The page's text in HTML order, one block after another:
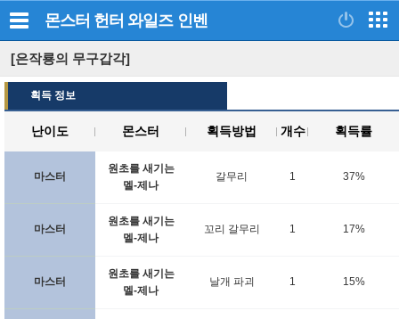
몬스터 헌터 와일즈 인벤
[은작룡의 무구갑각]
획득 정보
난이도 몬스터 획득방법 개수 획득률
마스터
원초를 새기는
멜-제나
갈무리 1 37%
마스터
원초를 새기는
멜-제나
꼬리 갈무리 1 17%
마스터
원초를 새기는
멜-제나
날개 파괴 1 15%